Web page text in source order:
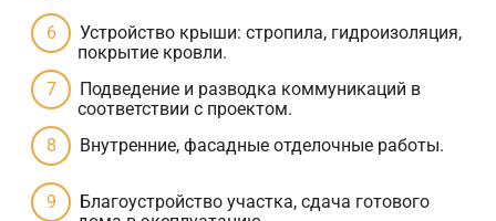
Устройство крыши: стропила, гидроизоляция,
покрытие кровли.
Подведение и разводка коммуникаций в
соответствии с проектом.
Внутренние, фасадные отделочные работы.
Благоустройство участка, сдача готового